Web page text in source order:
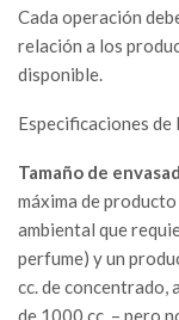
Cada operación
relación a los
disponible.
Especificaciones
Tamaño de
máxima de
ambiental que
perfume) y un
cc. de concentrado,
de 1000 cc. – pero